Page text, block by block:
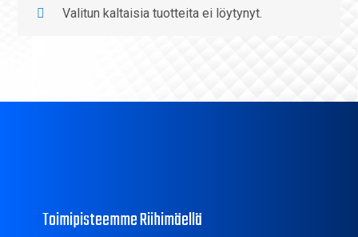
Valitun kaltaisia tuotteita ei löytynyt.
Toimipisteemme Riihimäellä